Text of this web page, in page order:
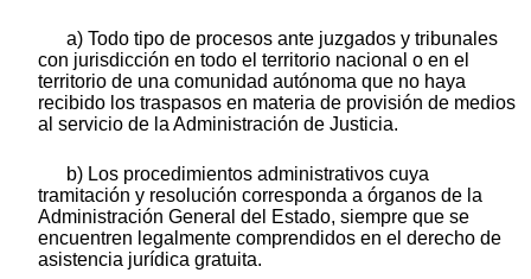
a) Todo tipo de procesos ante juzgados y tribunales
con jurisdicción en todo el territorio nacional o en el
territorio de una comunidad autónoma que no haya
recibido los traspasos en materia de provisión de medios
al servicio de la Administración de Justicia.
b) Los procedimientos administrativos cuya
tramitación y resolución corresponda a órganos de la
Administración General del Estado, siempre que se
encuentren legalmente comprendidos en el derecho de
asistencia jurídica gratuita.